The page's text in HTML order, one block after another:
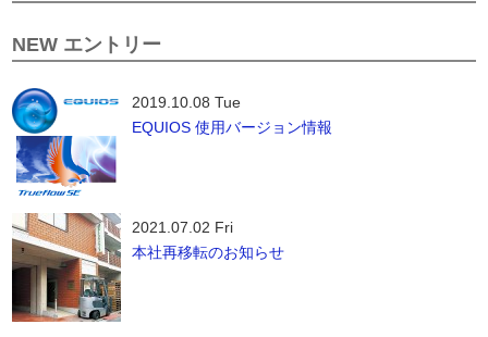
NEW エントリー
2019.10.08 Tue
EQUIOS 使用バージョン情報
2021.07.02 Fri
本社再移転のお知らせ